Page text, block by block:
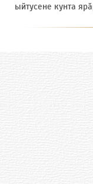
ыйтусене кунта